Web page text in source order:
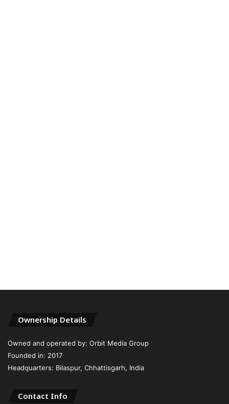
Ownership Details
Owned and operated by: Orbit Media Group
Founded in: 2017
Headquarters: Bilaspur, Chhattisgarh, India
Contact Info